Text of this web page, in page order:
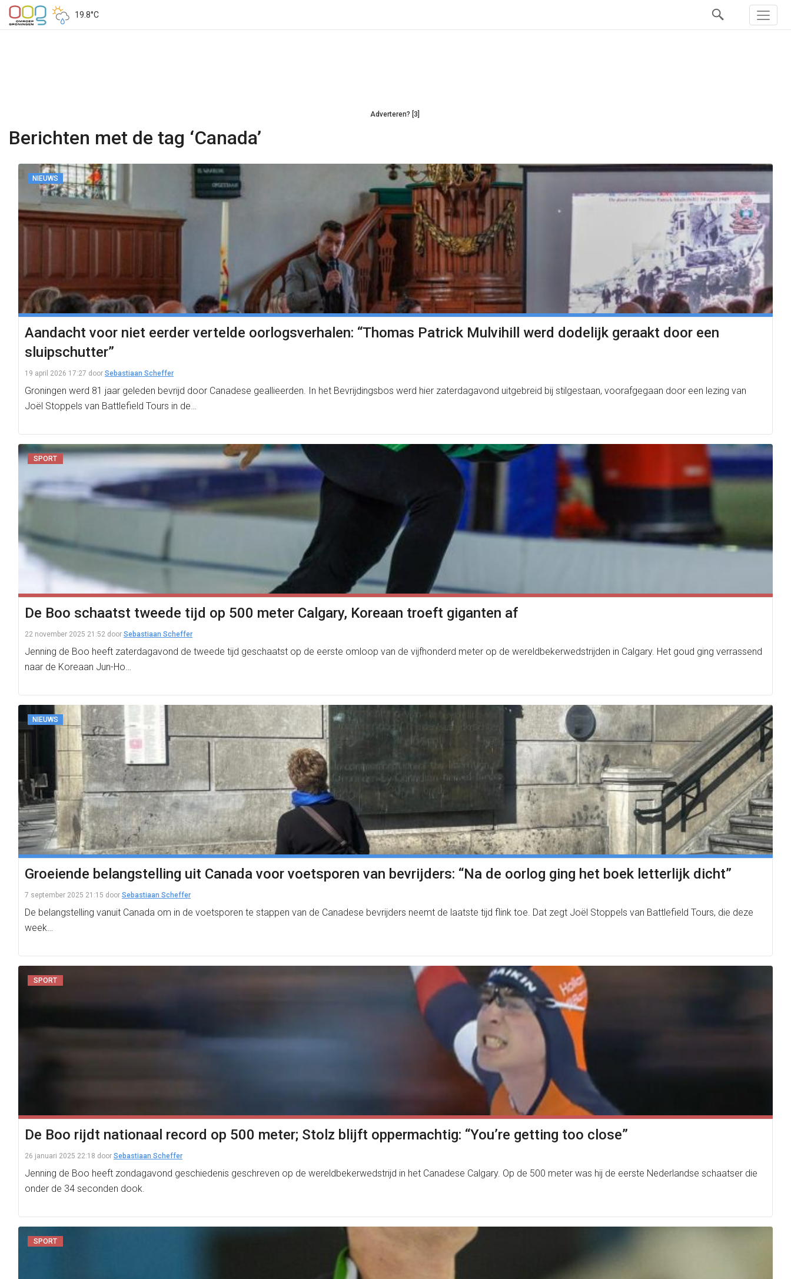
19.8°C
Adverteren? [3]
Berichten met de tag ‘Canada’
NIEUWS
Aandacht voor niet eerder vertelde oorlogsverhalen: “Thomas Patrick Mulvihill werd dodelijk geraakt door een
sluipschutter”
19 april 2026 17:27 door Sebastiaan Scheffer
Groningen werd 81 jaar geleden bevrijd door Canadese geallieerden. In het Bevrijdingsbos werd hier zaterdagavond uitgebreid bij stilgestaan, voorafgegaan door een lezing van
Joël Stoppels van Battlefield Tours in de…
SPORT
De Boo schaatst tweede tijd op 500 meter Calgary, Koreaan troeft giganten af
22 november 2025 21:52 door Sebastiaan Scheffer
Jenning de Boo heeft zaterdagavond de tweede tijd geschaatst op de eerste omloop van de vijfhonderd meter op de wereldbekerwedstrijden in Calgary. Het goud ging verrassend
naar de Koreaan Jun-Ho…
NIEUWS
Groeiende belangstelling uit Canada voor voetsporen van bevrijders: “Na de oorlog ging het boek letterlijk dicht”
7 september 2025 21:15 door Sebastiaan Scheffer
De belangstelling vanuit Canada om in de voetsporen te stappen van de Canadese bevrijders neemt de laatste tijd flink toe. Dat zegt Joël Stoppels van Battlefield Tours, die deze
week…
SPORT
De Boo rijdt nationaal record op 500 meter; Stolz blijft oppermachtig: “You’re getting too close”
26 januari 2025 22:18 door Sebastiaan Scheffer
Jenning de Boo heeft zondagavond geschiedenis geschreven op de wereldbekerwedstrijd in het Canadese Calgary. Op de 500 meter was hij de eerste Nederlandse schaatser die
onder de 34 seconden dook.
SPORT